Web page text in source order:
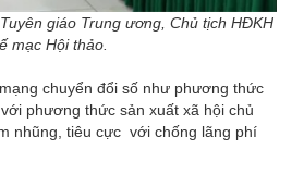
giáo Trung ương, Chủ tịch HĐKH
mạc Hội thảo.
chuyển đổi số như phương thức
phương thức sản xuất xã hội chủ
nhũng, tiêu cực với chống lãng phí